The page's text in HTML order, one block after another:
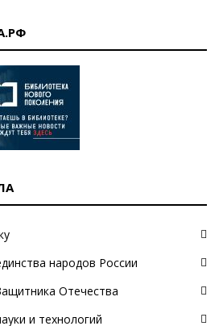
народов России
Отечества
и технологий